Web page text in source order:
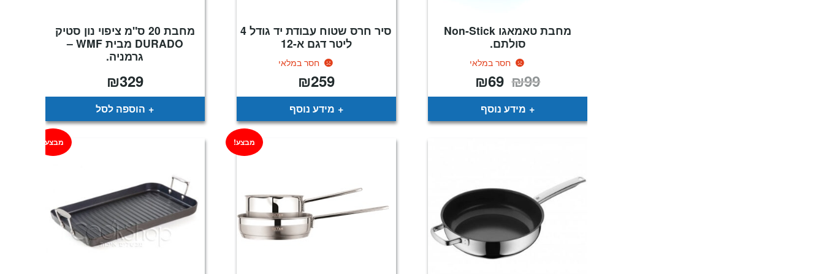
מחבת טאמאגו Non-Stick
סולתם.
חסר במלאי
₪99 המחיר
המקורי
היה:
₪69
הוא:
מידע נוסף
סיר חרס שטוח עבודת יד גודל 4
ליטר דגם א-12
חסר במלאי
₪259
מידע נוסף
מחבת 20 ס"מ ציפוי נון סטיק
DURADO מבית WMF –
גרמניה.
₪329
הוספה לסל
מבצע! מבצע!